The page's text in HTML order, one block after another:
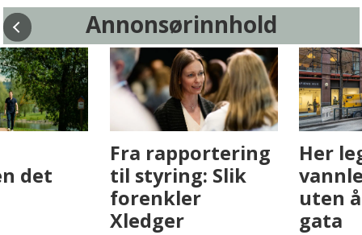
Annonsørinnhold
Fenistra endrer
eiendomsbransjen
med AI. Slik ser vi
på fremtiden
Det er i
Drammen det
skjer